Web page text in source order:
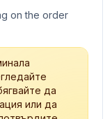
on the order
да
или да